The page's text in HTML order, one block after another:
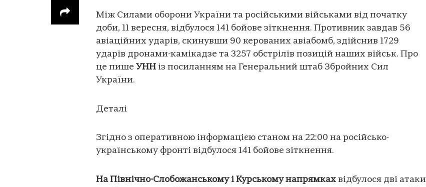
Між Силами оборони України та російськими військами від початку
доби, 11 вересня, відбулося 141 бойове зіткнення. Противник завдав 56
авіаційних ударів, скинувши 90 керованих авіабомб, здійснив 1729
ударів дронами-камікадзе та 3257 обстрілів позицій наших військ. Про
це пише УНН із посиланням на Генеральний штаб Збройних Сил
України.
Деталі
Згідно з оперативною інформацією станом на 22:00 на російсько-
українському фронті відбулося 141 бойове зіткнення.
На Північно-Слобожанському і Курському напрямках відбулося дві атаки